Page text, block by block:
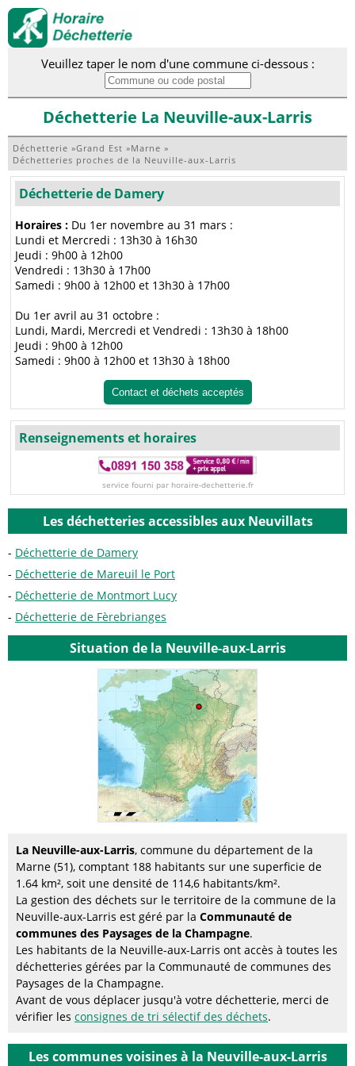
Veuillez taper le nom d'une commune ci-dessous :
Déchetterie La Neuville-aux-Larris
Déchetterie »Grand Est »Marne »
Déchetteries proches de la Neuville-aux-Larris
Déchetterie de Damery
Horaires : Du 1er novembre au 31 mars :
Lundi et Mercredi : 13h30 à 16h30
Jeudi : 9h00 à 12h00
Vendredi : 13h30 à 17h00
Samedi : 9h00 à 12h00 et 13h30 à 17h00
Du 1er avril au 31 octobre :
Lundi, Mardi, Mercredi et Vendredi : 13h30 à 18h00
Jeudi : 9h00 à 12h00
Samedi : 9h00 à 12h00 et 13h30 à 18h00
Contact et déchets acceptés
Renseignements et horaires
service fourni par horaire-dechetterie.fr
Les déchetteries accessibles aux Neuvillats
Déchetterie de Damery
Déchetterie de Mareuil le Port
Déchetterie de Montmort Lucy
Déchetterie de Fèrebrianges
Situation de la Neuville-aux-Larris
La Neuville-aux-Larris, commune du département de la
Marne (51), comptant 188 habitants sur une superficie de
1.64 km², soit une densité de 114,6 habitants/km².
La gestion des déchets sur le territoire de la commune de la
Neuville-aux-Larris est géré par la Communauté de
communes des Paysages de la Champagne.
Les habitants de la Neuville-aux-Larris ont accès à toutes les
déchetteries gérées par la Communauté de communes des
Paysages de la Champagne.
Avant de vous déplacer jusqu'à votre déchetterie, merci de
vérifier les consignes de tri sélectif des déchets.
Les communes voisines à la Neuville-aux-Larris